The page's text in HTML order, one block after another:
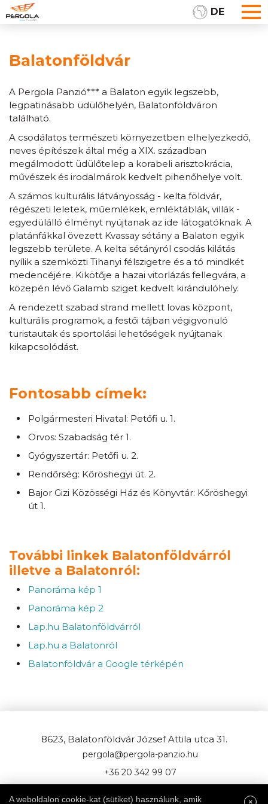
×
A weboldalon cookie-kat (sütiket) használunk, amik
DE
Balatonföldvár
A Pergola Panzió*** a Balaton egyik legszebb,
legpatinásabb üdülőhelyén, Balatonföldváron
található.
A csodálatos természeti környezetben elhelyezkedő,
neves építészek által még a XIX. században
megálmodott üdülőtelep a korabeli arisztokrácia,
művészek és irodalmárok kedvelt pihenőhelye volt.
A számos kulturális látványosság - kelta földvár,
régészeti leletek, műemlékek, emléktáblák, villák -
egyedülálló élményt nyújtanak az ide látogatóknak. A
platánfákkal övezett Kvassay sétány a Balaton egyik
legszebb területe. A kelta sétányról csodás kilátás
nyílik a szemközti Tihanyi félszigetre és a tó mindkét
medencéjére. Kikötője a hazai vitorlázás fellegvára, a
közepén lévő Galamb sziget kedvelt kirándulóhely.
A rendezett szabad strand mellett lovas központ,
kulturális programok, a festői tájban végigvonuló
turistautak és sportolási lehetőségek nyújtanak
kikapcsolódást.
Fontosabb címek:
Polgármesteri Hivatal: Petőfi u. 1.
Orvos: Szabadság tér 1.
Gyógyszertár: Petőfi u. 2.
Rendőrség: Kőröshegyi út. 2.
Bajor Gizi Közösségi Ház és Könyvtár: Kőröshegyi
út 1.
További linkek Balatonföldvárról
illetve a Balatonról:
Panoráma kép 1
Panoráma kép 2
Lap.hu Balatonföldvárról
Lap.hu a Balatonról
Balatonföldvár a Google térképén
8623, Balatonföldvár József Attila utca 31.
pergola@pergola-panzio.hu
+36 20 342 99 07